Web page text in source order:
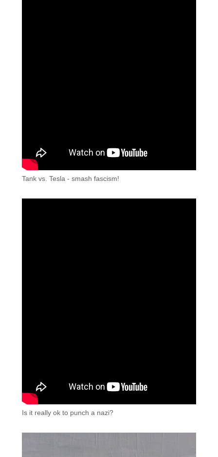
Tank vs. Tesla - smash fascism!
Is it really ok to punch a nazi?